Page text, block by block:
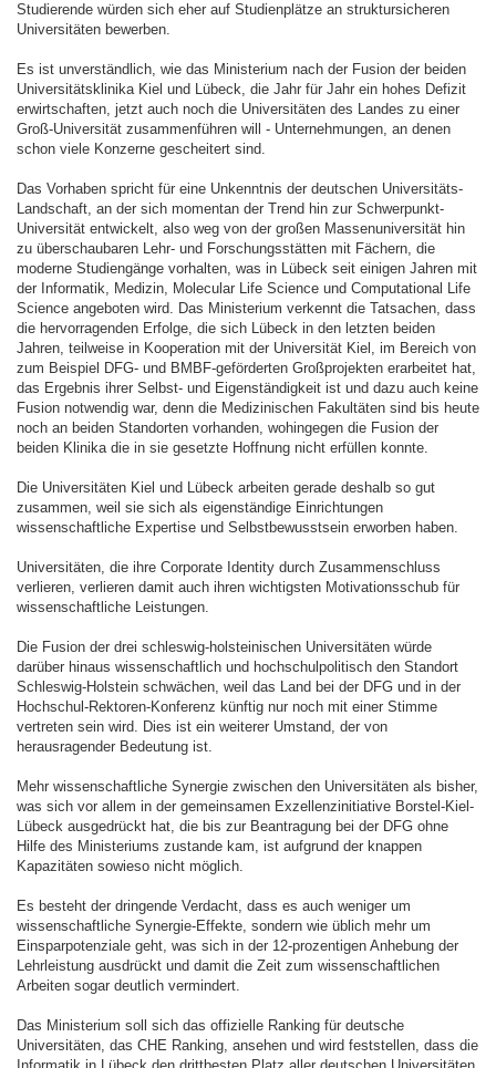
Studierende würden sich eher auf Studienplätze an struktursicheren
Universitäten bewerben.
Es ist unverständlich, wie das Ministerium nach der Fusion der beiden
Universitätsklinika Kiel und Lübeck, die Jahr für Jahr ein hohes Defizit
erwirtschaften, jetzt auch noch die Universitäten des Landes zu einer
Groß-Universität zusammenführen will - Unternehmungen, an denen
schon viele Konzerne gescheitert sind.
Das Vorhaben spricht für eine Unkenntnis der deutschen Universitäts-
Landschaft, an der sich momentan der Trend hin zur Schwerpunkt-
Universität entwickelt, also weg von der großen Massenuniversität hin
zu überschaubaren Lehr- und Forschungsstätten mit Fächern, die
moderne Studiengänge vorhalten, was in Lübeck seit einigen Jahren mit
der Informatik, Medizin, Molecular Life Science und Computational Life
Science angeboten wird. Das Ministerium verkennt die Tatsachen, dass
die hervorragenden Erfolge, die sich Lübeck in den letzten beiden
Jahren, teilweise in Kooperation mit der Universität Kiel, im Bereich von
zum Beispiel DFG- und BMBF-geförderten Großprojekten erarbeitet hat,
das Ergebnis ihrer Selbst- und Eigenständigkeit ist und dazu auch keine
Fusion notwendig war, denn die Medizinischen Fakultäten sind bis heute
noch an beiden Standorten vorhanden, wohingegen die Fusion der
beiden Klinika die in sie gesetzte Hoffnung nicht erfüllen konnte.
Die Universitäten Kiel und Lübeck arbeiten gerade deshalb so gut
zusammen, weil sie sich als eigenständige Einrichtungen
wissenschaftliche Expertise und Selbstbewusstsein erworben haben.
Universitäten, die ihre Corporate Identity durch Zusammenschluss
verlieren, verlieren damit auch ihren wichtigsten Motivationsschub für
wissenschaftliche Leistungen.
Die Fusion der drei schleswig-holsteinischen Universitäten würde
darüber hinaus wissenschaftlich und hochschulpolitisch den Standort
Schleswig-Holstein schwächen, weil das Land bei der DFG und in der
Hochschul-Rektoren-Konferenz künftig nur noch mit einer Stimme
vertreten sein wird. Dies ist ein weiterer Umstand, der von
herausragender Bedeutung ist.
Mehr wissenschaftliche Synergie zwischen den Universitäten als bisher,
was sich vor allem in der gemeinsamen Exzellenzinitiative Borstel-Kiel-
Lübeck ausgedrückt hat, die bis zur Beantragung bei der DFG ohne
Hilfe des Ministeriums zustande kam, ist aufgrund der knappen
Kapazitäten sowieso nicht möglich.
Es besteht der dringende Verdacht, dass es auch weniger um
wissenschaftliche Synergie-Effekte, sondern wie üblich mehr um
Einsparpotenziale geht, was sich in der 12-prozentigen Anhebung der
Lehrleistung ausdrückt und damit die Zeit zum wissenschaftlichen
Arbeiten sogar deutlich vermindert.
Das Ministerium soll sich das offizielle Ranking für deutsche
Universitäten, das CHE Ranking, ansehen und wird feststellen, dass die